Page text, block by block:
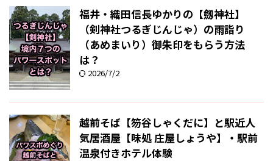
福井・織田信長ゆかりの【劔神社】
（剣神社つるぎじんじゃ）の雨詣り
（あめまいり）御朱印をもらう方法
は？
2026/7/2
越前そば【笏谷しゃくだに】と駅近人
気居酒屋【味処 庄屋しょうや】・駅前
温泉付きホテル体験